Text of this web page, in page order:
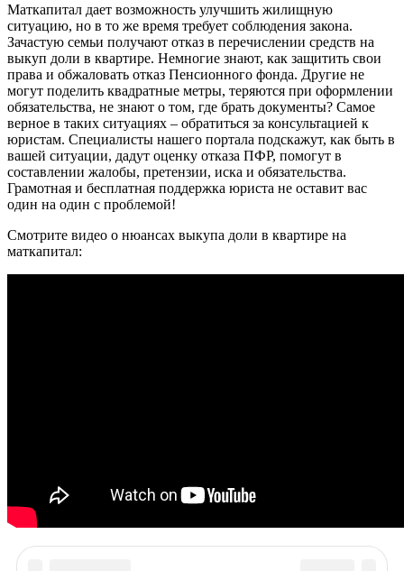
Маткапитал дает возможность улучшить жилищную
ситуацию, но в то же время требует соблюдения закона.
Зачастую семьи получают отказ в перечислении средств на
выкуп доли в квартире. Немногие знают, как защитить свои
права и обжаловать отказ Пенсионного фонда. Другие не
могут поделить квадратные метры, теряются при оформлении
обязательства, не знают о том, где брать документы? Самое
верное в таких ситуациях – обратиться за консультацией к
юристам. Специалисты нашего портала подскажут, как быть в
вашей ситуации, дадут оценку отказа ПФР, помогут в
составлении жалобы, претензии, иска и обязательства.
Грамотная и бесплатная поддержка юриста не оставит вас
один на один с проблемой!
Смотрите видео о нюансах выкупа доли в квартире на
маткапитал: